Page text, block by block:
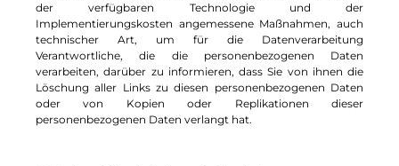
der verfügbaren Technologie und der
Implementierungskosten angemessene Maßnahmen, auch
technischer Art, um für die Datenverarbeitung
Verantwortliche, die die personenbezogenen Daten
verarbeiten, darüber zu informieren, dass Sie von ihnen die
Löschung aller Links zu diesen personenbezogenen Daten
oder von Kopien oder Replikationen dieser
personenbezogenen Daten verlangt hat.